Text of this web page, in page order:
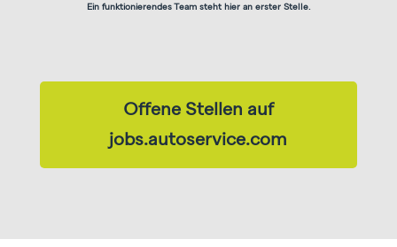
Ein funktionierendes Team steht hier an erster Stelle.
Offene Stellen auf
jobs.autoservice.com